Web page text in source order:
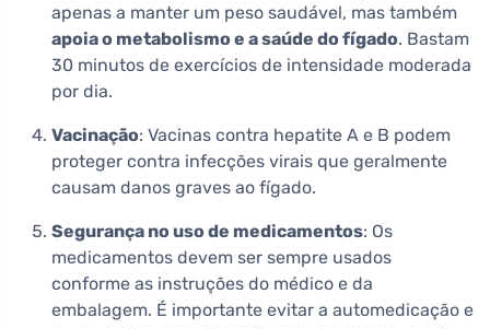
apenas a manter um peso saudável, mas também
apoia o metabolismo e a saúde do fígado. Bastam
30 minutos de exercícios de intensidade moderada
por dia.
Vacinação: Vacinas contra hepatite A e B podem
proteger contra infecções virais que geralmente
causam danos graves ao fígado.
Segurança no uso de medicamentos: Os
medicamentos devem ser sempre usados
conforme as instruções do médico e da
embalagem. É importante evitar a automedicação e